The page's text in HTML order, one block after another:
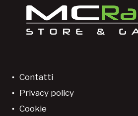
Contatti
Privacy policy
Cookie